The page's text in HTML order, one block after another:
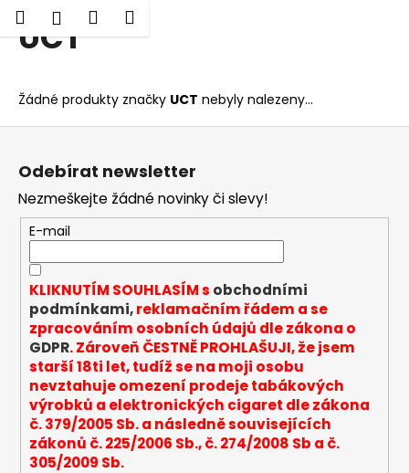
Přejít
HledatPřihlášení
Nákupní
UCT
Žádné produkty značky UCT nebyly nalezeny...
o Zpět
Zpět
C
o
o
t
ř
e
b
u
e
e
n
a
Z
Odebírat newsletter
Nezmeškejte žádné novinky či slevy!
E-mail
KLIKNUTÍM SOUHLASÍM s obchodními
podmínkami,reklamačním řádem a se
zpracováním osobních údajů dle zákona o
GDPR. Zároveň ČESTNĚ PROHLAŠUJI, že jsem
starší 18ti let, tudíž se na moji osobu
nevztahuje omezení prodeje tabákových
výrobků a elektronických cigaret dle zákona
č. 379/2005 Sb. a následně souvisejících
zákonů č. 225/2006 Sb., č. 274/2008 Sb a č.
305/2009 Sb.